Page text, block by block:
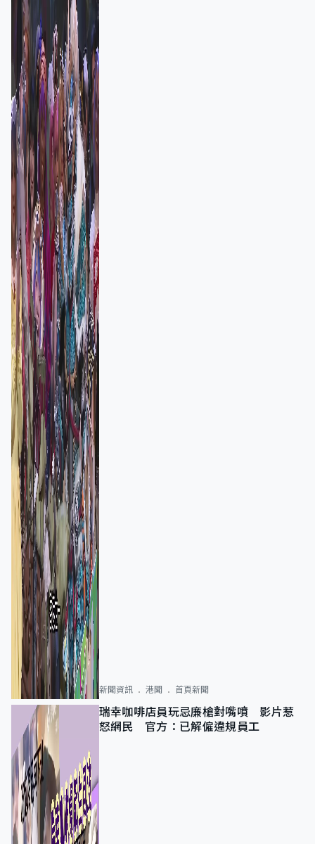
新聞資訊 港聞 首頁新聞
瑞幸咖啡店員玩忌廉槍對嘴噴 影片惹
怒網民 官方：已解僱違規員工